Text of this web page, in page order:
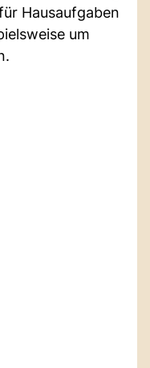
Hausaufgaben
um